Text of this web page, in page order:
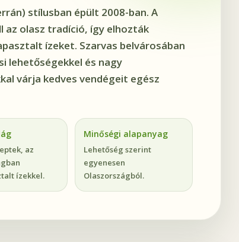
stílusban épült 2008-ban. A
az olasz tradíció, így elhozták
ízeket. Szarvas belvárosában
lehetőségekkel és nagy
várja kedves vendégeit egész
az
ízekkel.
Minőségi alapanyag
Lehetőség szerint
egyenesen
Olaszországból.